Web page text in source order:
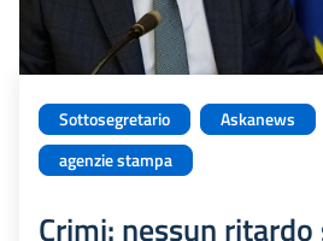
Sottosegretario
Askanews
agenzie stampa
Crimi: nessun ritardo